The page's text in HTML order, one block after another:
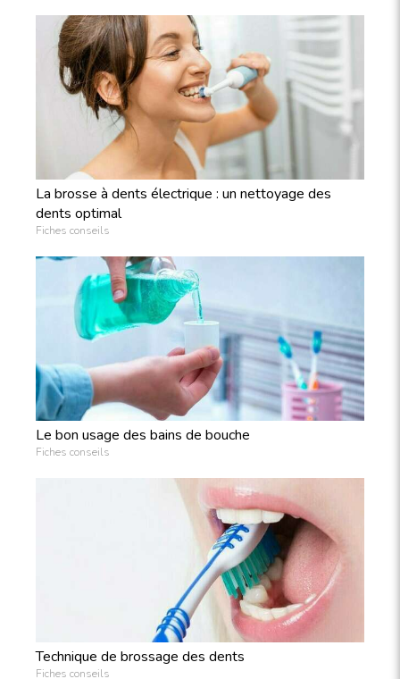
La brosse à dents électrique : un nettoyage des
dents optimal
Fiches conseils
Le bon usage des bains de bouche
Fiches conseils
Technique de brossage des dents
Fiches conseils